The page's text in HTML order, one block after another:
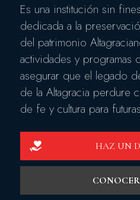
Es una institución sin
dedicada a la
del patrimonio
actividades y programas
asegurar que el legado
de la Altagracia perdure
de fe y cultura para
HAZ UN